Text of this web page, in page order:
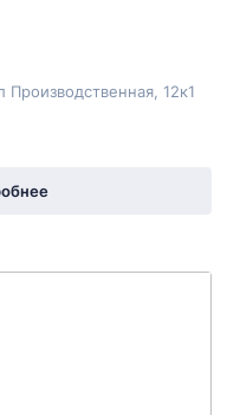
Производственная , 12к1